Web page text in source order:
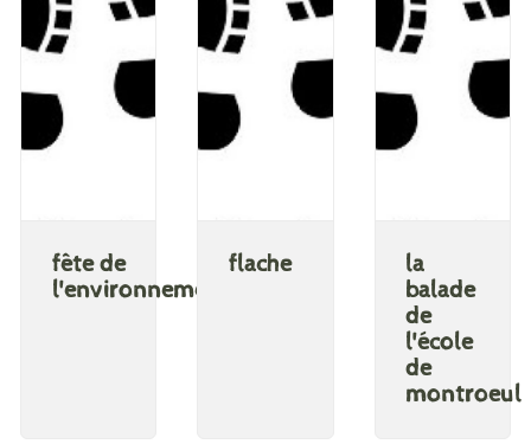
fête de
l'environnement
flache
la
balade
de
l'école
de
montroeul